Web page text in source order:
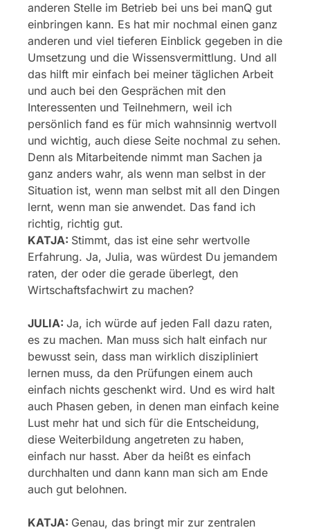
anderen Stelle im Betrieb bei uns bei manQ gut
einbringen kann. Es hat mir nochmal einen ganz
anderen und viel tieferen Einblick gegeben in die
Umsetzung und die Wissensvermittlung. Und all
das hilft mir einfach bei meiner täglichen Arbeit
und auch bei den Gesprächen mit den
Interessenten und Teilnehmern, weil ich
persönlich fand es für mich wahnsinnig wertvoll
und wichtig, auch diese Seite nochmal zu sehen.
Denn als Mitarbeitende nimmt man Sachen ja
ganz anders wahr, als wenn man selbst in der
Situation ist, wenn man selbst mit all den Dingen
lernt, wenn man sie anwendet. Das fand ich
richtig, richtig gut.
KATJA: Stimmt, das ist eine sehr wertvolle
Erfahrung. Ja, Julia, was würdest Du jemandem
raten, der oder die gerade überlegt, den
Wirtschaftsfachwirt zu machen?
JULIA: Ja, ich würde auf jeden Fall dazu raten,
es zu machen. Man muss sich halt einfach nur
bewusst sein, dass man wirklich diszipliniert
lernen muss, da den Prüfungen einem auch
einfach nichts geschenkt wird. Und es wird halt
auch Phasen geben, in denen man einfach keine
Lust mehr hat und sich für die Entscheidung,
diese Weiterbildung angetreten zu haben,
einfach nur hasst. Aber da heißt es einfach
durchhalten und dann kann man sich am Ende
auch gut belohnen.
KATJA: Genau, das bringt mir zur zentralen